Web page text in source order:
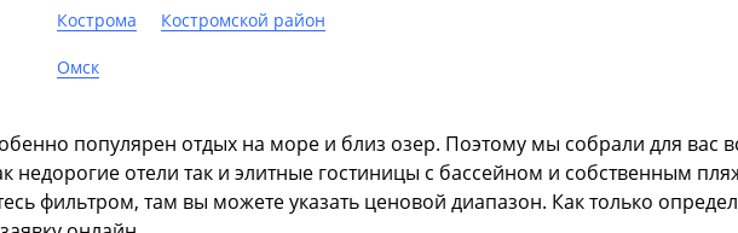
Кострома Костромской район
Омск
популярен отдых на море и близ озер. Поэтому мы собрали для вас
недорогие отели так и элитные гостиницы с бассейном и собственным
фильтром, там вы можете указать ценовой диапазон. Как только